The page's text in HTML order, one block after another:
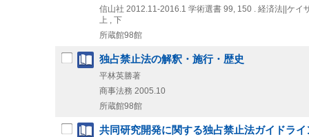
信山社 2012.11-2016.1 学術選書 99, 150 . 経済法||ケイ
上 , 下
所蔵館98館
独占禁止法の解釈・施行・歴史
平林英勝著
商事法務 2005.10
所蔵館98館
共同研究開発に関する独占禁止法ガイドライ